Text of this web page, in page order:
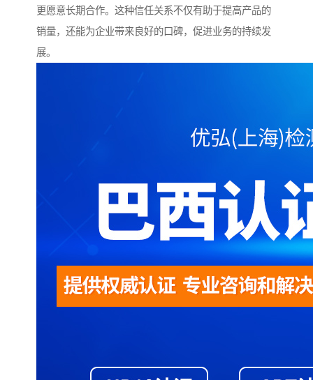
更愿意长期合作。这种信任关系不仅有助于提高产品的
销量，还能为企业带来良好的口碑，促进业务的持续发
展。